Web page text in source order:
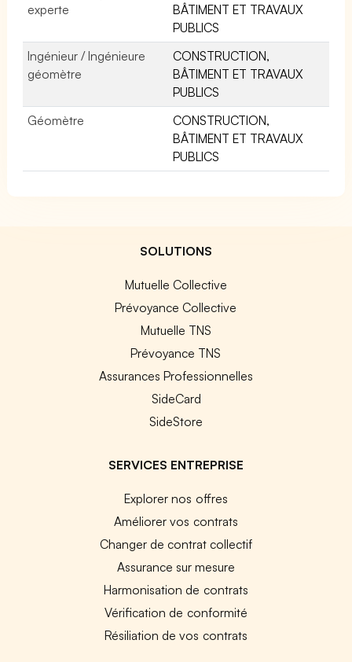
experte
BÂTIMENT ET TRAVAUX
PUBLICS
Ingénieur / Ingénieure
géomètre
CONSTRUCTION,
BÂTIMENT ET TRAVAUX
PUBLICS
Géomètre
CONSTRUCTION,
BÂTIMENT ET TRAVAUX
PUBLICS
SOLUTIONS
Mutuelle Collective
Prévoyance Collective
Mutuelle TNS
Prévoyance TNS
Assurances Professionnelles
SideCard
SideStore
SERVICES ENTREPRISE
Explorer nos offres
Améliorer vos contrats
Changer de contrat collectif
Assurance sur mesure
Harmonisation de contrats
Vérification de conformité
Résiliation de vos contrats